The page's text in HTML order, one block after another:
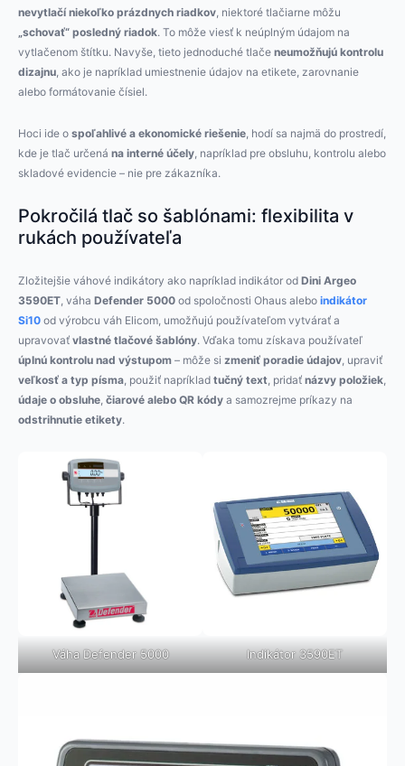
nevytlačí niekoľko prázdnych riadkov , niektoré tlačiarne môžu
„schovať“ posledný riadok. To môže viesť k neúplným údajom na
vytlačenom štítku. Navyše, tieto jednoduché tlače neumožňujú kontrolu
dizajnu , ako je napríklad umiestnenie údajov na etikete, zarovnanie
alebo formátovanie čísiel.
Hoci ide o spoľahlivé a ekonomické riešenie , hodí sa najmä do prostredí,
kde je tlač určená na interné účely , napríklad pre obsluhu, kontrolu alebo
skladové evidencie – nie pre zákazníka.
Pokročilá tlač so šablónami: flexibilita v
rukách používateľa
Zložitejšie váhové indikátory ako napríklad indikátor od Dini Argeo
3590ET , váha Defender 5000 od spoločnosti Ohaus alebo indikátor
Si10 od výrobcu váh Elicom, umožňujú používateľom vytvárať a
upravovať vlastné tlačové šablóny. Vďaka tomu získava používateľ
úplnú kontrolu nad výstupom – môže si zmeniť poradie údajov , upraviť
veľkosť a typ písma , použiť napríklad tučný text , pridať názvy položiek
údaje o obsluhe čiarové alebo QR kódy a samozrejme príkazy na
odstrihnutie etikety.
Váha Defender 5000 Indikátor 3590ET